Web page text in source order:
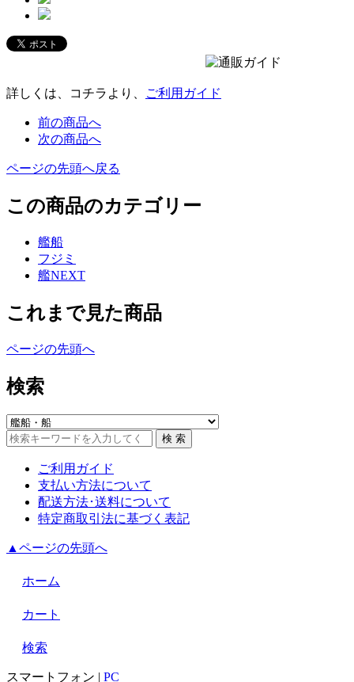
詳しくは、コチラより、 ご利用ガイド
前の商品へ
次の商品へ
ページの先頭へ戻る
この商品のカテゴリー
艦船
フジミ
艦NEXT
これまで見た商品
ページの先頭へ
検索
ご利用ガイド
支払い方法について
配送方法･送料について
特定商取引法に基づく表記
▲ページの先頭へ
ホーム
カート
検索
スマートフォン PC